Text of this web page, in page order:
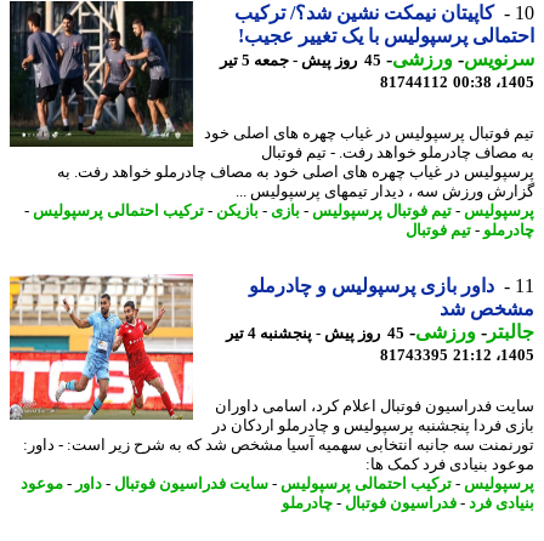
کاپیتان نیمکت نشین شد؟/ ترکیب
پرسپولیس با یک تغییر عجیب!
-ورزشی-
45 روز پیش - جمعه 5 تیر
81744112
فوتبال پرسپولیس در غیاب چهره های اصلی خود
چادرملو خواهد رفت. - تیم فوتبال
در غیاب چهره های اصلی خود به مصاف چادرملو خواهد رفت. به
ورزش سه ، دیدار تیمهای پرسپولیس ...
-تیم فوتبال پرسپولیس-بازی - بازیکن -ترکیب احتمالی پرسپولیس-
-تیم فوتبال
داور بازی پرسپولیس و چادرملو
شد
-ورزشی-
45 روز پیش - پنجشنبه 4 تیر
81743395
فدراسیون فوتبال اعلام کرد، اسامی داوران
فردا پنجشنبه پرسپولیس و چادرملو اردکان در
سه جانبه انتخابی سهمیه آسیا مشخص شد که به شرح زیر است: - داور:
بنیادی فرد کمک ها:
-ترکیب احتمالی پرسپولیس-سایت فدراسیون فوتبال-داور - موعود
فرد-فدراسیون فوتبال-چادرملو